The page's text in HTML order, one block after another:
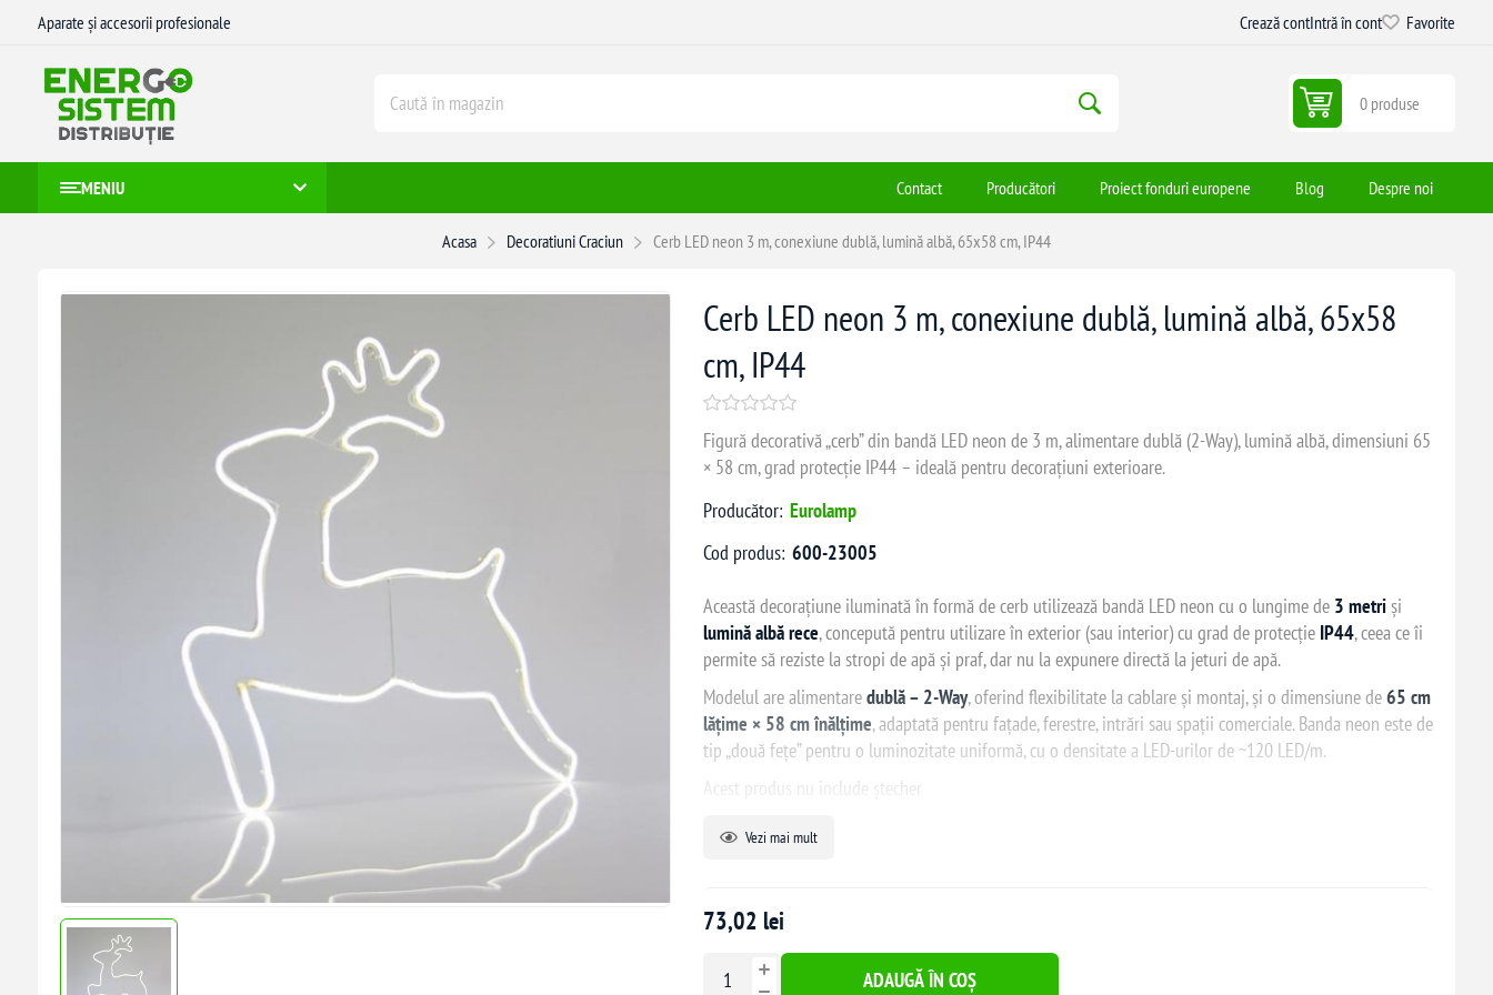
Aparate și accesorii profesionale Crează contIntră în cont Favorite
0 produse
MENIU Contact Producători Proiect fonduri europene Blog Despre noi
Acasa Decoratiuni Craciun Cerb LED neon 3 m, conexiune dublă, lumină albă, 65x58 cm, IP44
Cerb LED neon 3 m, conexiune dublă, lumină albă, 65x58
cm, IP44
Figură decorativă „cerb” din bandă LED neon de 3 m, alimentare dublă (2-Way), lumină albă, dimensiuni 65
× 58 cm, grad protecție IP44 – ideală pentru decoraţiuni exterioare.
Producător: Eurolamp
Cod produs: 600-23005
Această decoraţiune iluminată în formă de cerb utilizează bandă LED neon cu o lungime de 3 metriși
lumină albă rece, concepută pentru utilizare în exterior (sau interior) cu grad de protecţie IP44, ceea ce îi
permite să reziste la stropi de apă şi praf, dar nu la expunere directă la jeturi de apă.
Modelul are alimentaredublă – 2-Way, oferind flexibilitate la cablare şi montaj, şi o dimensiune de65 cm
lăţime × 58 cm înălţime, adaptată pentru faţade, ferestre, intrări sau spaţii comerciale. Banda neon este de
tip „două feţe” pentru o luminozitate uniformă, cu o densitate a LED-urilor de ~120 LED/m.
Acest produs nu include ștecher
Caracteristici tehnice
Alimentare:
Culoare lumină:alb (rece)
Dimensiuni:
65 × 58 cm
Vezi mai mult
73,02 lei
ADAUGĂ ÎN COȘ